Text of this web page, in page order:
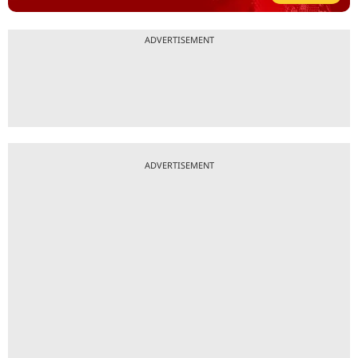
ADVERTISEMENT
ADVERTISEMENT